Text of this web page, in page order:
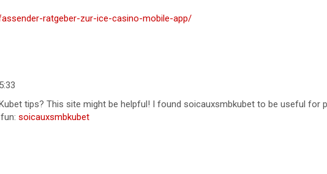
ratgeber-zur-ice-casino-mobile-app/
tips? This site might be helpful! I found soicauxsmbkubet to be useful for
soicauxsmbkubet